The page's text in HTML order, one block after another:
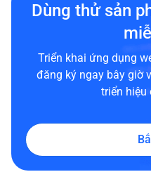
Dùng thử sản
Triển khai ứng dụng
đăng ký ngay bây giờ
triển hiệu